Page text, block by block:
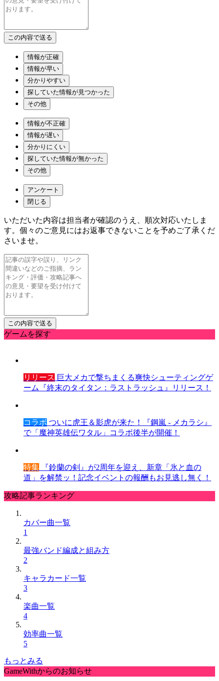
情報が正確
情報が早い
分かりやすい
探していた情報が見つかった
その他
情報が不正確
情報が遅い
分かりにくい
探していた情報が無かった
その他
アンケート
閉じる
いただいた内容は担当者が確認のうえ、順次対応いたしま
す。個々のご意見にはお返事できないことを予めご了承くだ
さいませ。
ゲームを探す
リリース 巨大メカで撃ちまくる爽快シューティングゲ
ーム『終末のタイタン：ラストラッシュ』リリース！
コラボ ついに虎王＆影虎が来た！『鋼嵐 - メカラシ』
で「魔神英雄伝ワタル」コラボ後半が開催！
特集 『鈴蘭の剣』が2周年を迎え、新章「氷と血の
道」を解禁ッ！記念イベントの報酬もお見逃し無く！
攻略記事ランキング
カバー曲一覧
1
最強バンド編成と組み方
2
キャラカード一覧
3
楽曲一覧
4
効率曲一覧
5
もっとみる
GameWithからのお知らせ